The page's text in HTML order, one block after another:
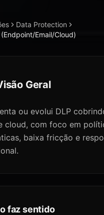
Data Protection
Email/Cloud)
Geral
ou evolui DLP
cloud, com foco em
baixa fricção e
faz sentido